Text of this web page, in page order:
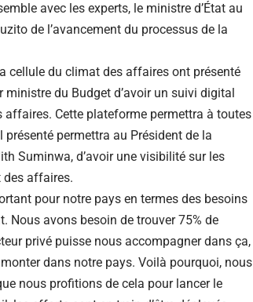
avec les experts, le ministre d’État au
de l’avancement du processus de la
cellule du climat des affaires ont présenté
du Budget d’avoir un suivi digital
Cette plateforme permettra à toutes
présenté permettra au Président de la
Suminwa, d’avoir une visibilité sur les
des affaires.
pour notre pays en termes des besoins
Nous avons besoin de trouver 75% de
privé puisse nous accompagner dans ça,
dans notre pays. Voilà pourquoi, nous
nous profitions de cela pour lancer le